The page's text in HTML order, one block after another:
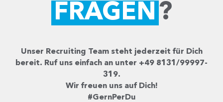
FRAGEN ?
Unser Recruiting Team steht jederzeit für Dich
bereit. Ruf uns einfach an unter +49 8131/99997-
319.
Wir freuen uns auf Dich!
#GernPerDu